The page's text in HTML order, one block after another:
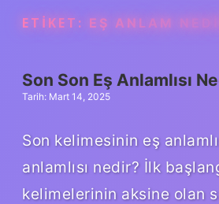
ETIKET: EŞ ANLAM
Son Son Eş Anlamlısı
Tarih: Mart 14, 2025
Son kelimesinin eş
anlamlısı nedir? İlk
kelimelerinin aksine olan